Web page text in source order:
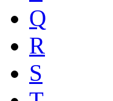
Q
R
S